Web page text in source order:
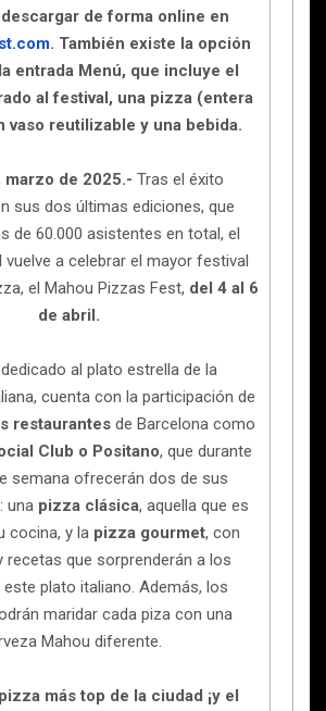
de forma online en
. También existe la opción
entrada Menú, que incluye el
al festival, una pizza (entera
vaso reutilizable y una bebida.
marzo de 2025.- Tras el éxito
sus dos últimas ediciones, que
de 60.000 asistentes en total, el
vuelve a celebrar el mayor festival
el Mahou Pizzas Fest, del 4 al 6
de abril.
al plato estrella de la
cuenta con la participación de
restaurantes de Barcelona como
Club o Positano, que durante
semana ofrecerán dos de sus
una pizza clásica, aquella que es
cocina, y la pizza gourmet, con
recetas que sorprenderán a los
plato italiano. Además, los
maridar cada piza con una
Mahou diferente.
más top de la ciudad ¡y el